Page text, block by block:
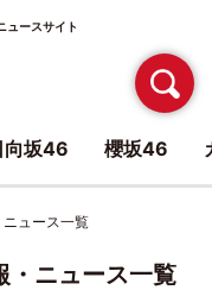
ュースサイト
ュース一覧
ニュース一覧
向坂46 櫻坂46